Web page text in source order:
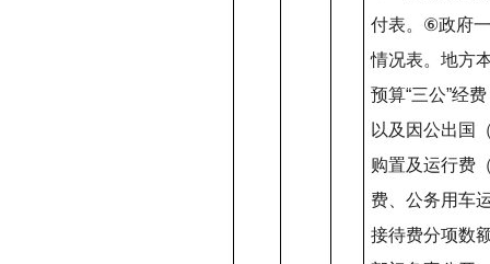
付表。 ⑥政府
情况表。地方
预算“三公”经费
以及因公出国
购置及运行费
费、公务用车
接待费分项数